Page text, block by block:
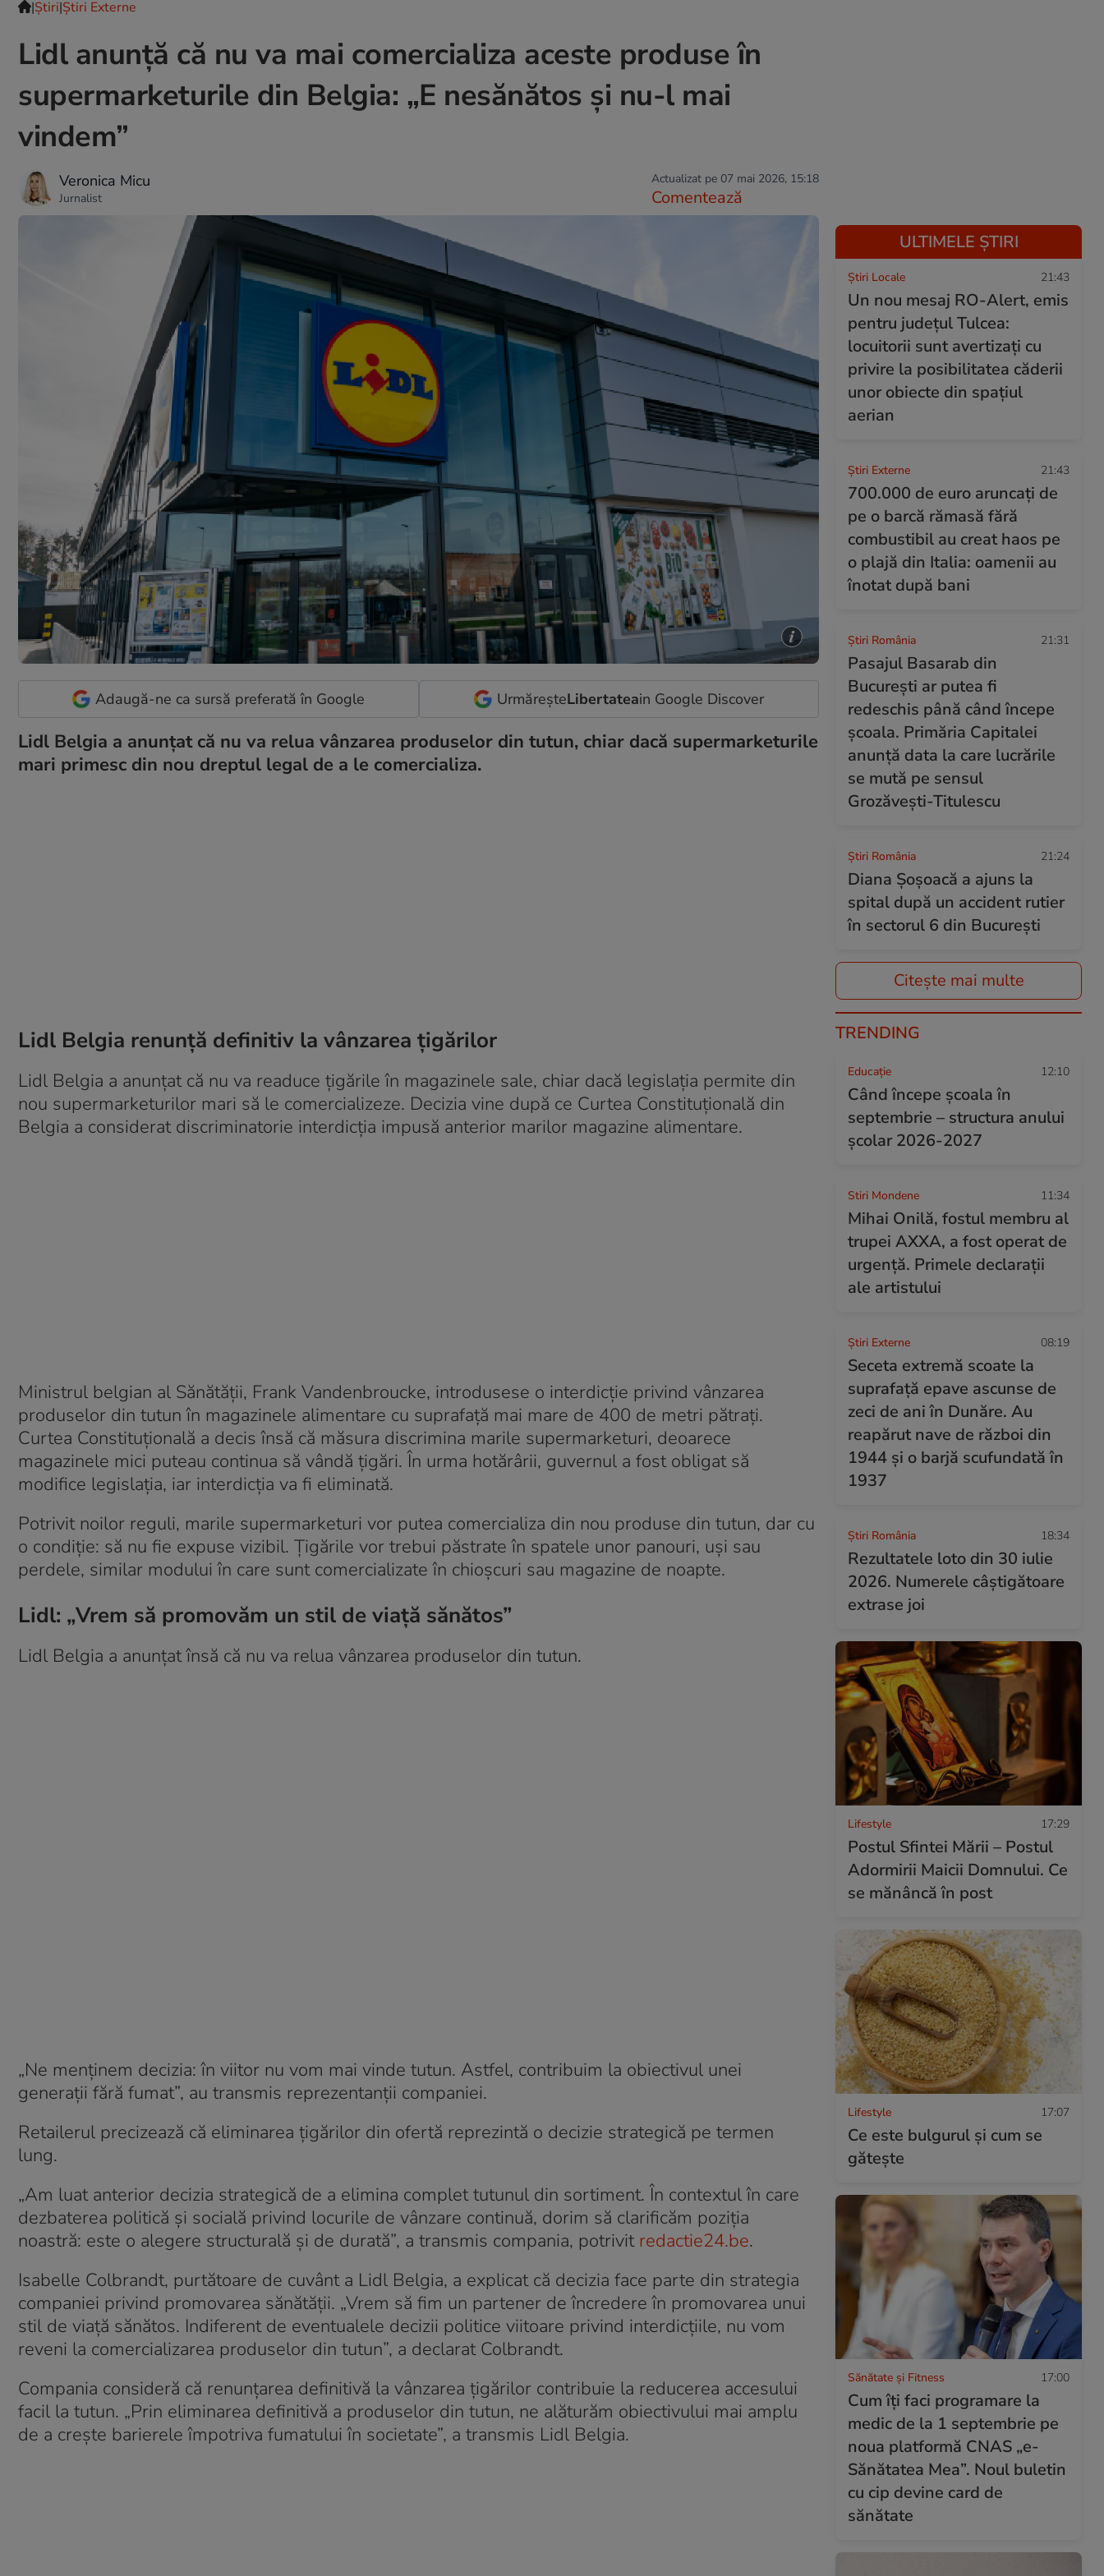
|Ştiri|Știri Externe
Lidl anunță că nu va mai comercializa aceste produse în
supermarketurile din Belgia: „E nesănătos și nu-l mai
vindem”
Veronica Micu
Jurnalist
Actualizat pe 07 mai 2026, 15:18
Comentează
Adaugă-ne ca sursă preferată în Google UrmăreșteLibertateain Google Discover
Lidl Belgia a anunțat că nu va relua vânzarea produselor din tutun, chiar dacă supermarketurile
mari primesc din nou dreptul legal de a le comercializa.
Lidl Belgia renunță definitiv la vânzarea țigărilor
Lidl Belgia a anunțat că nu va readuce țigările în magazinele sale, chiar dacă legislația permite din
nou supermarketurilor mari să le comercializeze. Decizia vine după ce Curtea Constituțională din
Belgia a considerat discriminatorie interdicția impusă anterior marilor magazine alimentare.
Ministrul belgian al Sănătății, Frank Vandenbroucke, introdusese o interdicție privind vânzarea
produselor din tutun în magazinele alimentare cu suprafață mai mare de 400 de metri pătrați.
Curtea Constituțională a decis însă că măsura discrimina marile supermarketuri, deoarece
magazinele mici puteau continua să vândă țigări. În urma hotărârii, guvernul a fost obligat să
modifice legislația, iar interdicția va fi eliminată.
Potrivit noilor reguli, marile supermarketuri vor putea comercializa din nou produse din tutun, dar cu
o condiție: să nu fie expuse vizibil. Țigările vor trebui păstrate în spatele unor panouri, uși sau
perdele, similar modului în care sunt comercializate în chioșcuri sau magazine de noapte.
Lidl: „Vrem să promovăm un stil de viață sănătos”
Lidl Belgia a anunțat însă că nu va relua vânzarea produselor din tutun.
„Ne menținem decizia: în viitor nu vom mai vinde tutun. Astfel, contribuim la obiectivul unei
generații fără fumat”, au transmis reprezentanții companiei.
Retailerul precizează că eliminarea țigărilor din ofertă reprezintă o decizie strategică pe termen
lung.
„Am luat anterior decizia strategică de a elimina complet tutunul din sortiment. În contextul în care
dezbaterea politică și socială privind locurile de vânzare continuă, dorim să clarificăm poziția
noastră: este o alegere structurală și de durată”, a transmis compania, potrivit redactie24.be.
Isabelle Colbrandt, purtătoare de cuvânt a Lidl Belgia, a explicat că decizia face parte din strategia
companiei privind promovarea sănătății. „Vrem să fim un partener de încredere în promovarea unui
stil de viață sănătos. Indiferent de eventualele decizii politice viitoare privind interdicțiile, nu vom
reveni la comercializarea produselor din tutun”, a declarat Colbrandt.
Compania consideră că renunțarea definitivă la vânzarea țigărilor contribuie la reducerea accesului
facil la tutun. „Prin eliminarea definitivă a produselor din tutun, ne alăturăm obiectivului mai amplu
de a crește barierele împotriva fumatului în societate”, a transmis Lidl Belgia.
ULTIMELE ȘTIRI
Știri Locale 21:43
Un nou mesaj RO-Alert, emis
pentru județul Tulcea:
locuitorii sunt avertizați cu
privire la posibilitatea căderii
unor obiecte din spațiul
aerian
Știri Externe 21:43
700.000 de euro aruncați de
pe o barcă rămasă fără
combustibil au creat haos pe
o plajă din Italia: oamenii au
înotat după bani
Știri România 21:31
Pasajul Basarab din
București ar putea fi
redeschis până când începe
școala. Primăria Capitalei
anunță data la care lucrările
se mută pe sensul
Grozăvești-Titulescu
Știri România 21:24
Diana Șoșoacă a ajuns la
spital după un accident rutier
în sectorul 6 din București
Citește mai multe
TRENDING
Educație 12:10
Când începe şcoala în
septembrie – structura anului
şcolar 2026-2027
Stiri Mondene 11:34
Mihai Onilă, fostul membru al
trupei AXXA, a fost operat de
urgență. Primele declarații
ale artistului
Știri Externe 08:19
Seceta extremă scoate la
suprafață epave ascunse de
zeci de ani în Dunăre. Au
reapărut nave de război din
1944 și o barjă scufundată în
1937
Știri România 18:34
Rezultatele loto din 30 iulie
2026. Numerele câștigătoare
extrase joi
Lifestyle 17:29
Postul Sfintei Mării – Postul
Adormirii Maicii Domnului. Ce
se mănâncă în post
Lifestyle 17:07
Ce este bulgurul și cum se
gătește
Sănătate și Fitness 17:00
Cum îți faci programare la
medic de la 1 septembrie pe
noua platformă CNAS „e-
Sănătatea Mea”. Noul buletin
cu cip devine card de
sănătate